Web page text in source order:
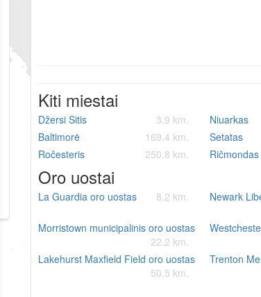
Kiti miestai
Džersi Sitis 3.9 km. Niuarkas
Baltimorė
169.4 km. Setatas
Ročesteris
250.8 km. Ričmondas
Oro uostai
La Guardia oro uostas 8.2 km.
Newark
Morristown municipalinis oro uostas
22.2 km.
Lakehurst Maxfield Field oro uostas
50.5 km.
Trenton